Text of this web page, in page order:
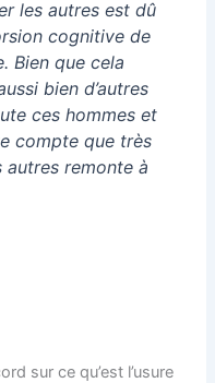
les autres est dû
cognitive de
Bien que cela
bien d’autres
ces hommes et
compte que très
autres remonte à
sur ce qu’est l’usure